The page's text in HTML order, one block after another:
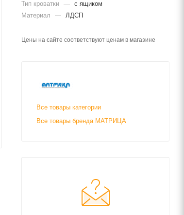
Тип кроватки — с ящиком
Материал
— ЛДСП
Цены на сайте соответствуют ценам в магазине
Все товары категории
Все товары бренда МАТРИЦА